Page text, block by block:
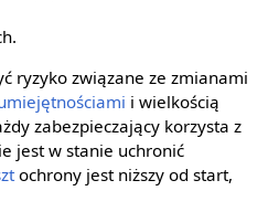
ryzyko związane ze zmianami
i wielkością
zabezpieczający korzysta z
jest w stanie uchronić
ochrony jest niższy od start,